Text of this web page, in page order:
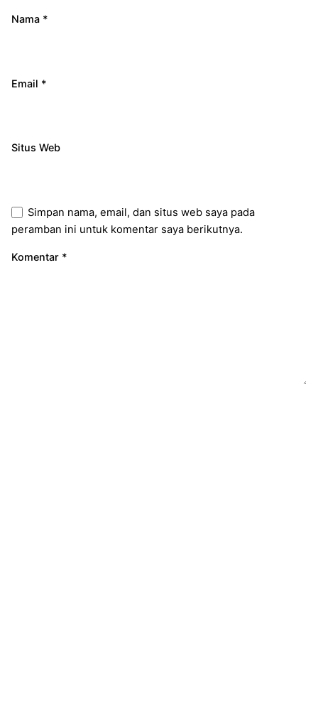
Nama *
Email *
Situs Web
Simpan nama, email, dan situs web saya pada
peramban ini untuk komentar saya berikutnya.
Komentar *